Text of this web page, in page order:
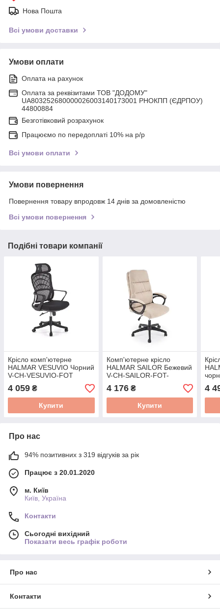
Нова Пошта
Всі умови доставки
Умови оплати
Оплата на рахунок
Оплата за реквізитами ТОВ "ДОДОМУ"
UA803252680000026003140173001 РНОКПП (ЄДРПОУ)
44800884
Безготівковий розрахунок
Працюємо по передоплаті 10% на р/р
Всі умови оплати
Умови повернення
Повернення товару впродовж 14 днів за домовленістю
Всі умови повернення
Подібні товари компанії
Крісло комп'ютерне
HALMAR VESUVIO Чорний
V-CH-VESUVIO-FOT
4 059 ₴
Купити
Комп'ютерне крісло
HALMAR SAILOR Бежевий
V-CH-SAILOR-FOT-
BEŻOWY
4 176₴
Купити
4
Про нас
94% позитивних з 319 відгуків за рік
Працює з 20.01.2020
м. Київ
Київ, Україна
Контакти
Сьогодні вихідний
Показати весь графік роботи
Про нас
Контакти